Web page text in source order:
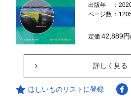
出版年
：
ページ数 ：
定価42,889円
詳しく見る
ほしいものリストに登録